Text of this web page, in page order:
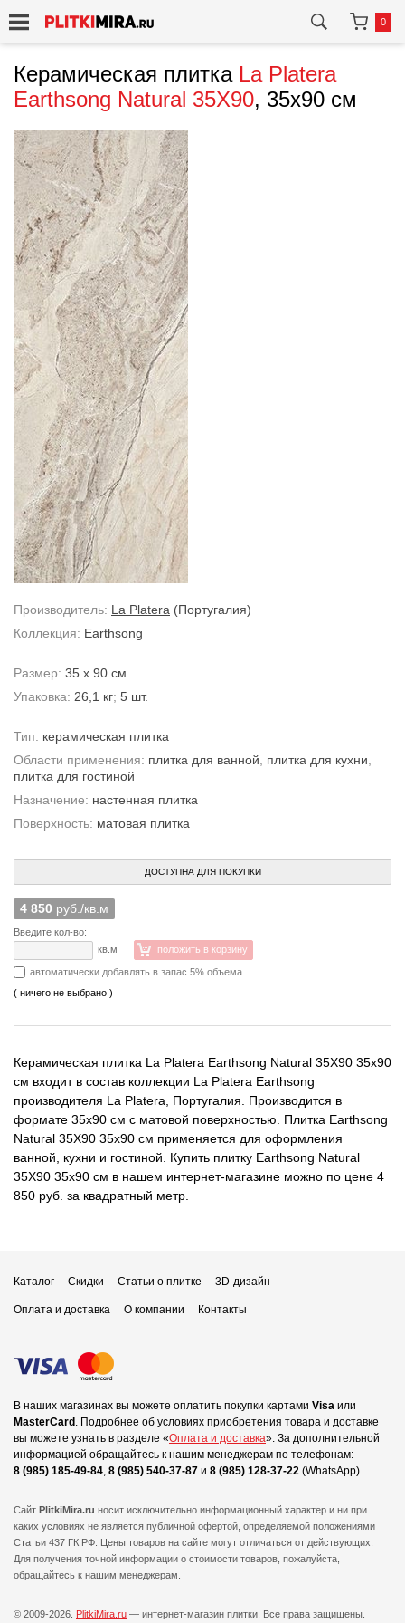
0
Керамическая плитка La Platera
Earthsong Natural 35X90, 35x90 см
Производитель: La Platera (Португалия)
Коллекция: Earthsong
Размер: 35 x 90 см
Упаковка: 26,1 кг; 5 шт.
Тип: керамическая плитка
Области применения: плитка для ванной плитка для кухни
плитка для гостиной
Назначение: настенная плитка
Поверхность: матовая плитка
ДОСТУПНА ДЛЯ ПОКУПКИ
4 850 руб./кв.м
Введите кол-во:
кв.м
положить в корзину
автоматически добавлять в запас 5% объема
( ничего не выбрано )
Керамическая плитка La Platera Earthsong Natural 35X90 35x90
см входит в состав коллекции La Platera Earthsong
производителя La Platera, Португалия. Производится в
формате 35x90 см с матовой поверхностью. Плитка Earthsong
Natural 35X90 35x90 см применяется для оформления
ванной, кухни и гостиной. Купить плитку Earthsong Natural
35X90 35x90 см в нашем интернет-магазине можно по цене 4
850 руб. за квадратный метр.
Каталог Скидки Статьи о плитке 3D-дизайн
Оплата и доставка О компании Контакты
В наших магазинах вы можете оплатить покупки картами Visa или
MasterCard . Подробнее об условиях приобретения товара и доставке
вы можете узнать в разделе «Оплата и доставка». За дополнительной
информацией обращайтесь к нашим менеджерам по телефонам:
8 (985) 185-49-84, 8 (985) 540-37-87 и 8 (985) 128-37-22 (WhatsApp).
Сайт PlitkiMira.ru носит исключительно информационный характер и ни при
каких условиях не является публичной офертой, определяемой положениями
Статьи 437 ГК РФ. Цены товаров на сайте могут отличаться от действующих.
Для получения точной информации о стоимости товаров, пожалуйста,
обращайтесь к нашим менеджерам.
© 2009-2026. PlitkiMira.ru — интернет-магазин плитки. Все права защищены.